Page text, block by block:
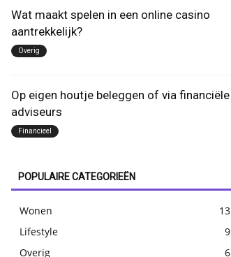
Wat maakt spelen in een online casino
aantrekkelijk?
Overig
Op eigen houtje beleggen of via financiële
adviseurs
Financieel
POPULAIRE CATEGORIEËN
Wonen
13
Lifestyle
9
Overig
6